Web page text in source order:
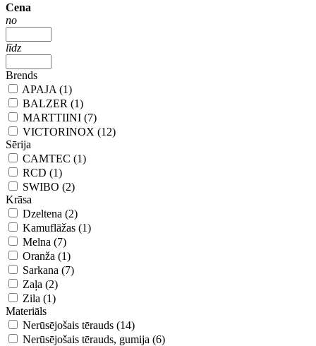
Cena
no
līdz
Brends
APAJA (1)
BALZER (1)
MARTTIINI (7)
VICTORINOX (12)
Sērija
CAMTEC (1)
RCD (1)
SWIBO (2)
Krāsa
Dzeltena (2)
Kamuflāžas (1)
Melna (7)
Oranža (1)
Sarkana (7)
Zaļa (2)
Zila (1)
Materiāls
Nerūsējošais tērauds (14)
Nerūsējošais tērauds, gumija (6)